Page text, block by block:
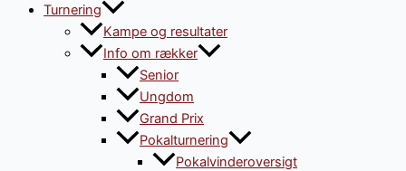
Turnering
Kampe og resultater
Info om rækker
Senior
Ungdom
Grand Prix
Pokalturnering
Pokalvinderoversigt